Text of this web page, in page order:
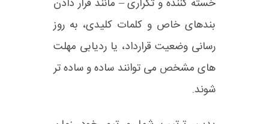
خسته کننده و تکراری – مانند قرار دادن
بندهای خاص و کلمات کلیدی، به روز
رسانی وضعیت قرارداد، یا ردیابی مهلت
های مشخص می توانند ساده و ساده تر
شوند.